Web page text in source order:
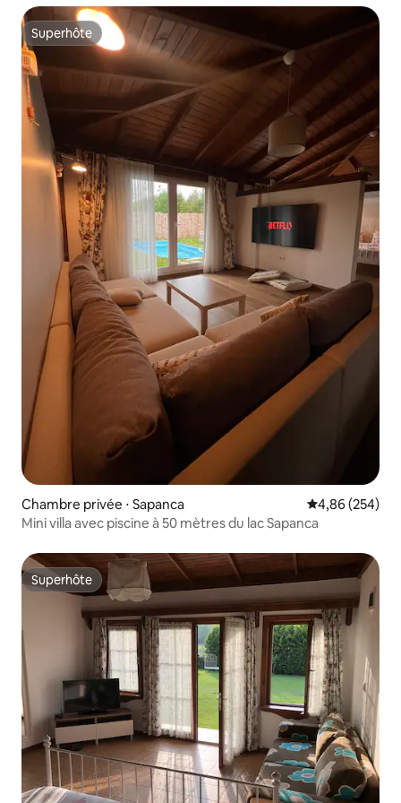
Superhôte
Superhôte
Chambre privée ⋅ Sapanca Évaluation
4,86 (254)
Mini villa avec piscine à 50 mètres du lac Sapanca
Superhôte
Superhôte